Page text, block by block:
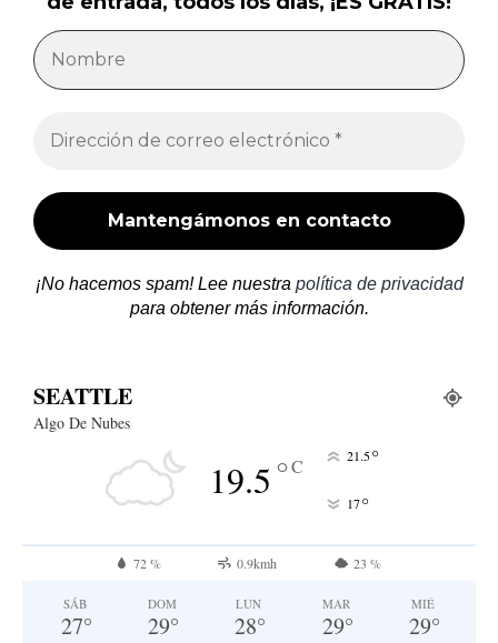
¡No hacemos spam! Lee nuestra política de privacidad
para obtener más información.
SEATTLE
Algo De Nubes
19.5°C 21.5°
17°
72 % 0.9kmh 23 %
SÁB
27°
DOM
29°
LUN
28°
MAR
29°
MIÉ
29°